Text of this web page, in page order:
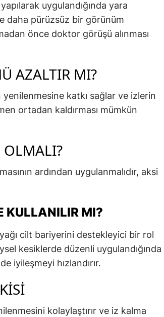
uygulandığında yara
daha pürüzsüz bir görünüm
önce doktor görüşü alınması
AZALTIR MI?
katkı sağlar ve izlerin
ortadan kaldırması mümkün
ardından uygulanmalıdır, aksi
KULLANILIR MI?
cilt bariyerini destekleyici bir rol
kesiklerde düzenli uygulandığında
iyileşmeyi hızlandırır.
kolaylaştırır ve iz kalma